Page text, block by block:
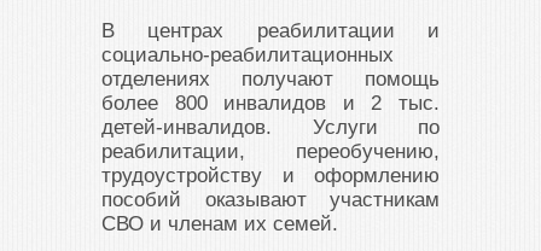
В центрах реабилитации и
социально-реабилитационных
отделениях получают помощь
более 800 инвалидов и 2 тыс.
детей-инвалидов. Услуги по
реабилитации, переобучению,
трудоустройству и оформлению
пособий оказывают участникам
СВО и членам их семей.